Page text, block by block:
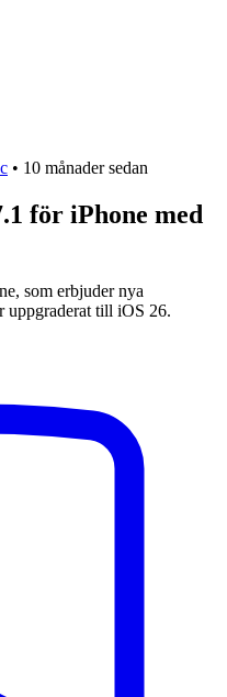
• 10 månader sedan
för iPhone med
som erbjuder nya
uppgraderat till iOS 26.